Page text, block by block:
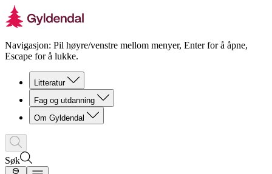
Navigasjon: Pil høyre/venstre mellom menyer, Enter for å åpne,
Escape for å lukke.
Litteratur
Fag og utdanning
Om Gyldendal
Søk